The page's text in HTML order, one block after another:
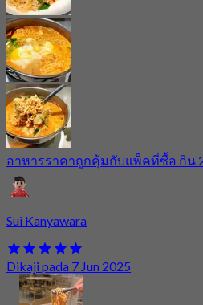
อาหารราคาถูกคุ้มกับแพ็คที่ซื้อ กิน
Sui Kanyawara
Dikaji pada 7 Jun 2025